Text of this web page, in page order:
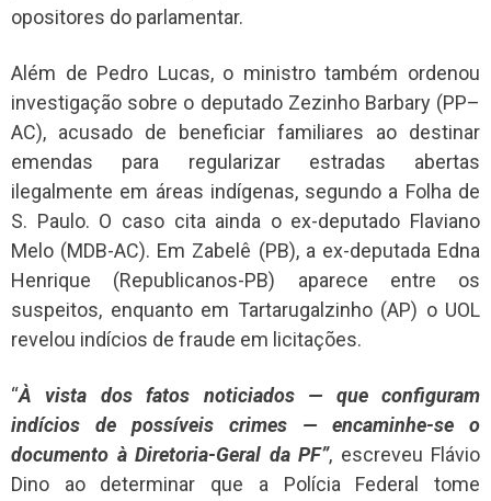
opositores do parlamentar.
Além de Pedro Lucas, o ministro também ordenou
investigação sobre o deputado Zezinho Barbary (PP–
AC), acusado de beneficiar familiares ao destinar
emendas para regularizar estradas abertas
ilegalmente em áreas indígenas, segundo a Folha de
S. Paulo. O caso cita ainda o ex-deputado Flaviano
Melo (MDB-AC). Em Zabelê (PB), a ex-deputada Edna
Henrique (Republicanos-PB) aparece entre os
suspeitos, enquanto em Tartarugalzinho (AP) o UOL
revelou indícios de fraude em licitações.
“À vista dos fatos noticiados — que configuram
indícios de possíveis crimes — encaminhe-se o
documento à Diretoria-Geral da PF”, escreveu Flávio
Dino ao determinar que a Polícia Federal tome